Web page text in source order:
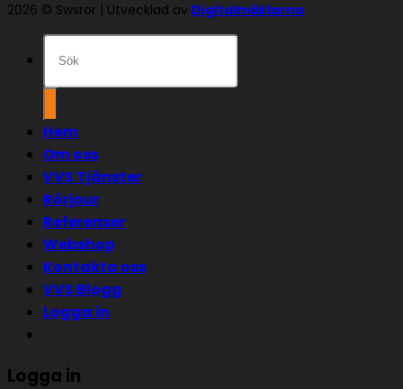
2026 © Swsror | Utvecklad av Digitalmäklarna
efter:
Hem
Om oss
VVS Tjänster
Rörjour
Referenser
Webshop
Kontakta oss
VVS Blogg
Logga in
Logga in